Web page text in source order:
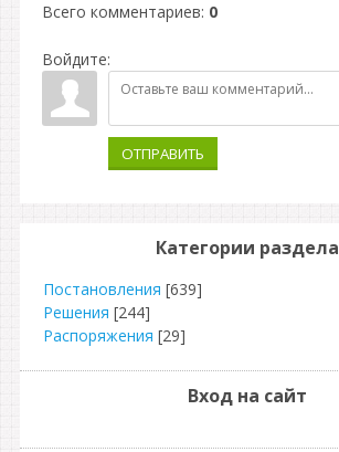
Всего комментариев: 0
Войдите:
ОТПРАВИТЬ
Категории раздела
Постановления [639]
Решения [244]
Распоряжения [29]
Вход на сайт